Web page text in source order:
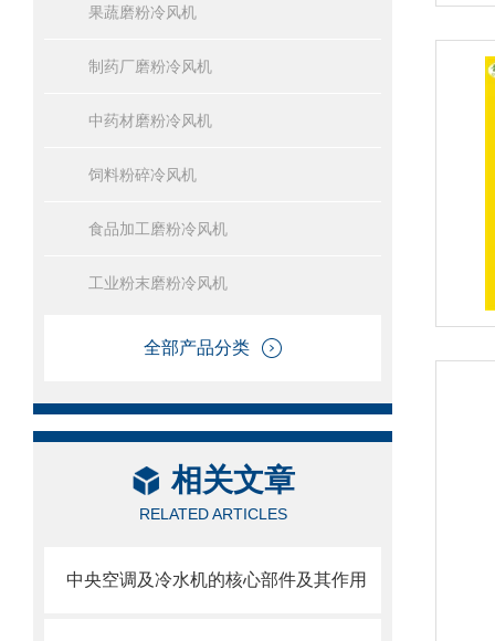
果蔬磨粉冷风机
制药厂磨粉冷风机
中药材磨粉冷风机
饲料粉碎冷风机
食品加工磨粉冷风机
工业粉末磨粉冷风机
全部产品分类
相关文章
RELATED ARTICLES
中央空调及冷水机的核心部件及其作用